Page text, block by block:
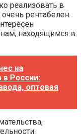
реализовать в
рентабелен.
находящимся в
на
в России:
оптовая